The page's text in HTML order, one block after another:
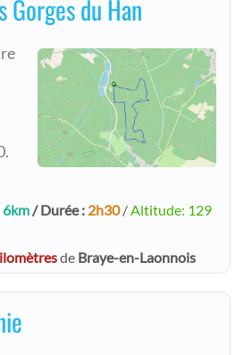
Gorges du Han
6km/ Durée : 2h30/Altitude: 129
de Braye-en-Laonnois